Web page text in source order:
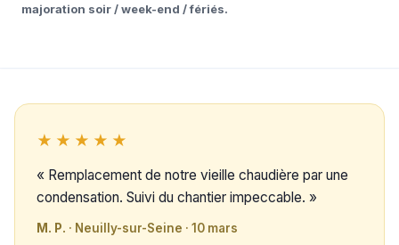
majoration soir / week-end / fériés.
★★★★★
« Remplacement de notre vieille chaudière par une
condensation. Suivi du chantier impeccable. »
M. P. · Neuilly-sur-Seine · 10 mars